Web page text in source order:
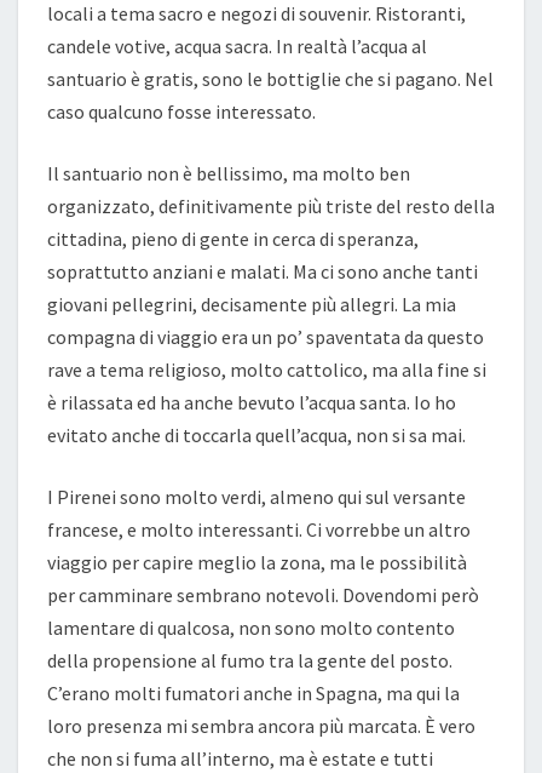
locali a tema sacro e negozi di souvenir. Ristoranti,
candele votive, acqua sacra. In realtà l’acqua al
santuario è gratis, sono le bottiglie che si pagano. Nel
caso qualcuno fosse interessato.
Il santuario non è bellissimo, ma molto ben
organizzato, definitivamente più triste del resto della
cittadina, pieno di gente in cerca di speranza,
soprattutto anziani e malati. Ma ci sono anche tanti
giovani pellegrini, decisamente più allegri. La mia
compagna di viaggio era un po’ spaventata da questo
rave a tema religioso, molto cattolico, ma alla fine si
è rilassata ed ha anche bevuto l’acqua santa. Io ho
evitato anche di toccarla quell’acqua, non si sa mai.
I Pirenei sono molto verdi, almeno qui sul versante
francese, e molto interessanti. Ci vorrebbe un altro
viaggio per capire meglio la zona, ma le possibilità
per camminare sembrano notevoli. Dovendomi però
lamentare di qualcosa, non sono molto contento
della propensione al fumo tra la gente del posto.
C’erano molti fumatori anche in Spagna, ma qui la
loro presenza mi sembra ancora più marcata. È vero
che non si fuma all’interno, ma è estate e tutti